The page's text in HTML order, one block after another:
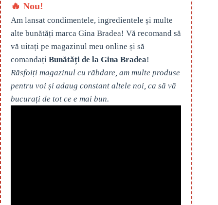
🔥 Nou!
Am lansat condimentele, ingredientele și multe
alte bunătăți marca Gina Bradea! Vă recomand să
vă uitați pe magazinul meu online și să
comandați Bunătăți de la Gina Bradea!
Răsfoiți magazinul cu răbdare, am multe produse
pentru voi și adaug constant altele noi, ca să vă
bucurați de tot ce e mai bun.